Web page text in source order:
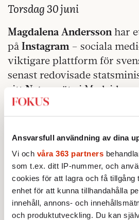
Ansvarsfull användning av dina
Vi och våra 363 partners
som t.ex. ditt IP-nummer, och
cookies för att lagra och få tillgång
enhet för att kunna tillhandahålla
innehåll, annons- och
och produktutveckling. Du kan
Torsdag 30 juni
Magdalena Anderssonhar
på Instagram– sociala
viktigare plattform för
senast redovisade
sitt Nato
-möte i Madrid
president Erdogan,
Stoltenbergmed flera
Möjligen vore det enklare
uppmärksamhet genom att
enDominika.
sonika sin skilsmässa från
Friberg
, för att nästa dag
hela rörde sig om en